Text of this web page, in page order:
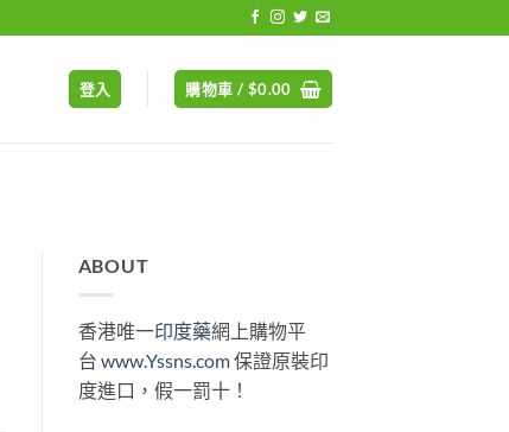
登入 購物車 / $0.00
ABOUT
香港唯一印度藥網上購物平
台 www.Yssns.com保證原裝印
度進口，假一罰十！